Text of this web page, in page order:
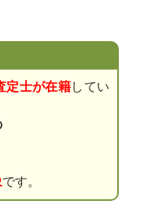
定士が在籍してい
です。